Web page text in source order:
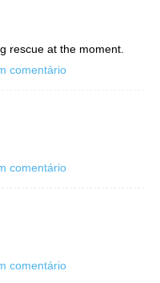
rescue at the moment.
comentário
comentário
comentário